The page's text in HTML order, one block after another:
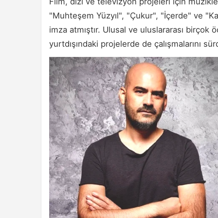
"Muhteşem Yüzyıl", "Çukur", "İçerde" ve
imza atmıştır. Ulusal ve uluslararası birçok
yurtdışındaki projelerde de çalışmalarını